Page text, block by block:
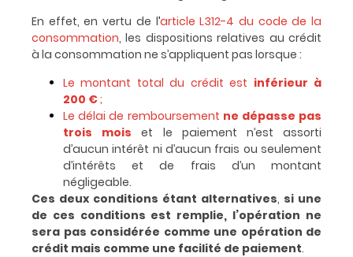
En effet, en vertu de l’article L312-4 du code de la
consommation, les dispositions relatives au crédit
à la consommation ne s’appliquent pas lorsque :
Le montant total du crédit est inférieur à
200 €;
Le délai de remboursement ne dépasse pas
trois mois
et le paiement n’est assorti
d’aucun intérêt ni d’aucun frais ou seulement
d’intérêts et de frais d’un montant
négligeable.
Ces deux conditions étant alternatives, si une
de ces conditions est remplie, l’opération ne
sera pas considérée comme une opération de
crédit mais comme une facilité de paiement.